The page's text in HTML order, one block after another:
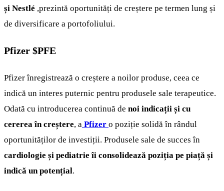
și Nestlé ,prezintă oportunități de creștere pe termen lung și
de diversificare a portofoliului.
Pfizer $PFE
Pfizer înregistrează o creștere a noilor produse, ceea ce
indică un interes puternic pentru produsele sale terapeutice.
Odată cu introducerea continuă de noi indicații și cu
cererea în creștere, a Pfizer o poziție solidă în rândul
oportunităților de investiții. Produsele sale de succes în
cardiologie și pediatrie îi consolidează poziția pe piață și
indică un potențial.